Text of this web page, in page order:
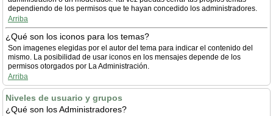
dependiendo de los permisos que te hayan concedido los administradores.
Arriba
¿Qué son los iconos para los temas?
Son imagenes elegidas por el autor del tema para indicar el contenido del
mismo. La posibilidad de usar iconos en los mensajes depende de los
permisos otorgados por La Administración.
Arriba
Niveles de usuario y grupos
¿Qué son los Administradores?